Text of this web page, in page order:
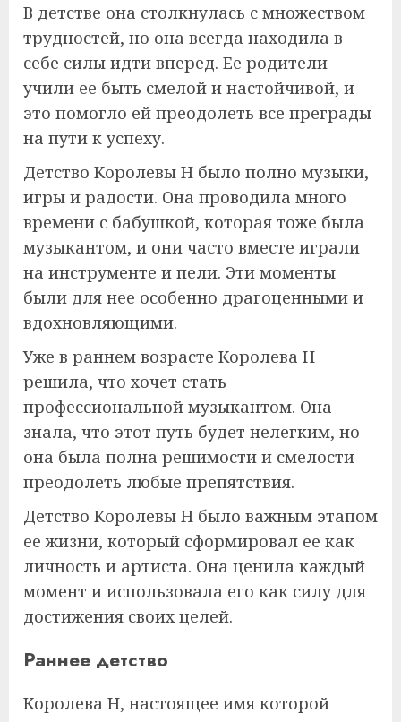
В детстве она столкнулась с множеством
трудностей, но она всегда находила в
себе силы идти вперед. Ее родители
учили ее быть смелой и настойчивой, и
это помогло ей преодолеть все преграды
на пути к успеху.
Детство Королевы Н было полно музыки,
игры и радости. Она проводила много
времени с бабушкой, которая тоже была
музыкантом, и они часто вместе играли
на инструменте и пели. Эти моменты
были для нее особенно драгоценными и
вдохновляющими.
Уже в раннем возрасте Королева Н
решила, что хочет стать
профессиональной музыкантом. Она
знала, что этот путь будет нелегким, но
она была полна решимости и смелости
преодолеть любые препятствия.
Детство Королевы Н было важным этапом
ее жизни, который сформировал ее как
личность и артиста. Она ценила каждый
момент и использовала его как силу для
достижения своих целей.
Раннее детство
Королева Н, настоящее имя которой